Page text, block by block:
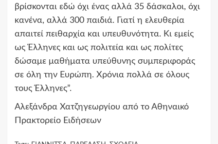
βρίσκονται εδώ όχι ένας αλλά 35 δάσκαλοι, όχι
κανένα, αλλά 300 παιδιά. Γιατί η ελευθερία
απαιτεί πειθαρχία και υπευθυνότητα. Κι εμείς
ως Έλληνες και ως πολιτεία και ως πολίτες
δώσαμε μαθήματα υπεύθυνης συμπεριφοράς
σε όλη την Ευρώπη. Χρόνια πολλά σε όλους
τους Έλληνες”.
Αλεξάνδρα Χατζηγεωργίου από το Αθηναικό
Πρακτορείο Ειδήσεων